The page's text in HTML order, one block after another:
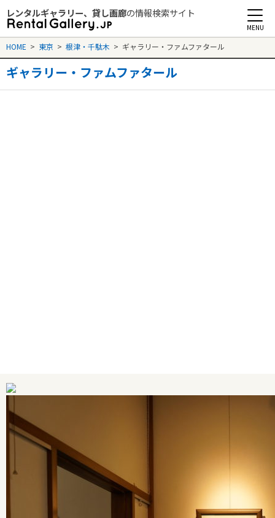
レンタルギャラリー、貸し画廊の情報検索サイト
Rental Gallery jp
HOME > 東京 > 根津・千駄木 > ギャラリー・ファムファタール
ギャラリー・ファムファタール